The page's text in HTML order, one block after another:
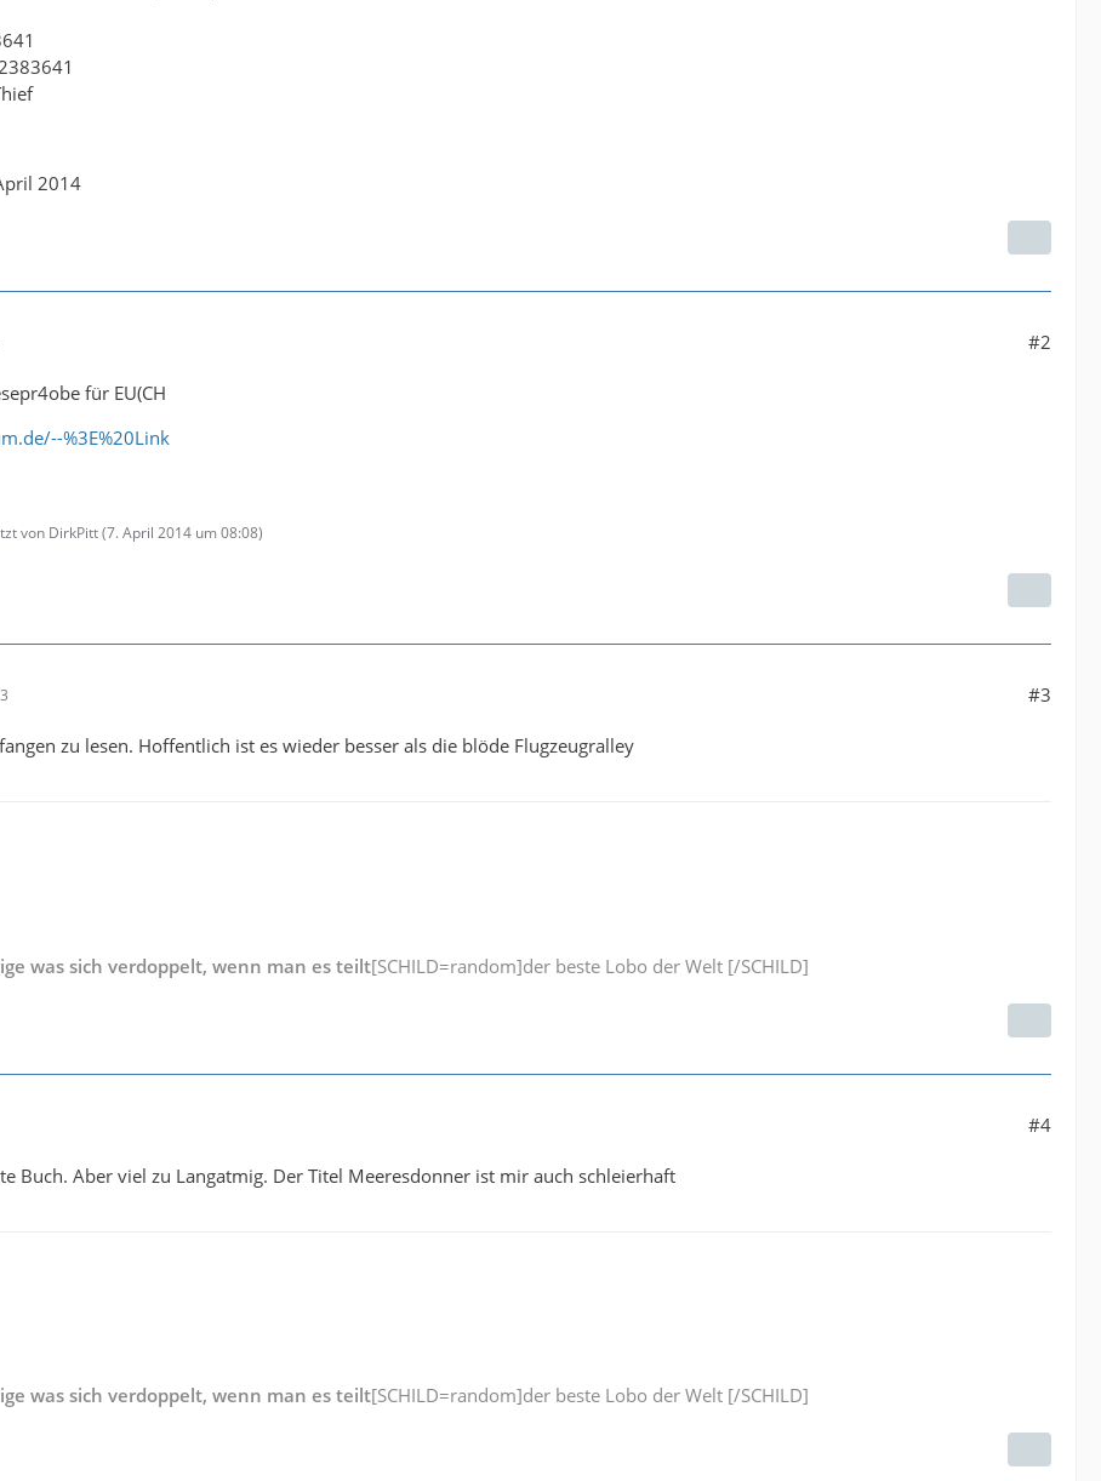
2014
#2
für EU(CH
%3E%20Link
von DirkPitt (7. April 2014 um 08:08)
#3
zu lesen. Hoffentlich ist es wieder besser als die blöde Flugzeugralley
was sich verdoppelt, wenn man es teilt[SCHILD=random]der beste Lobo der Welt [/SCHILD]
#4
Buch. Aber viel zu Langatmig. Der Titel Meeresdonner ist mir auch schleierhaft
was sich verdoppelt, wenn man es teilt[SCHILD=random]der beste Lobo der Welt [/SCHILD]